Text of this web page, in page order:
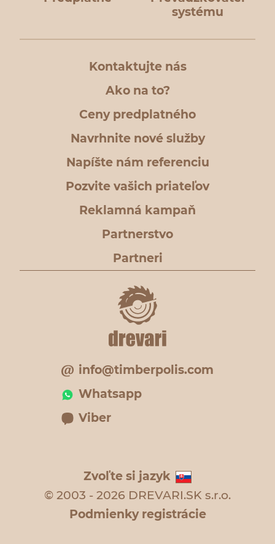
systému
Kontaktujte nás
Ako na to?
Ceny predplatného
Navrhnite nové služby
Napíšte nám referenciu
Pozvite vašich priateľov
Reklamná kampaň
Partnerstvo
Partneri
info@timberpolis.com
Whatsapp
Viber
Zvoľte si jazyk
© 2003 - 2026 DREVARI.SK s.r.o.
Podmienky registrácie